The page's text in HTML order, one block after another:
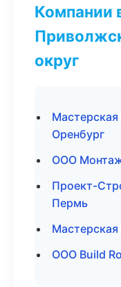
Компании
округ
Оренбург
ООО
Проект-
Пермь
ООО Build